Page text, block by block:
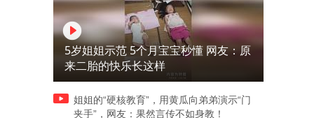
5岁姐姐示范 5个月宝宝秒懂 网友：原
来二胎的快乐长这样
姐姐的“硬核教育”，用黄瓜向弟弟演示“门
夹手”，网友：果然言传不如身教！